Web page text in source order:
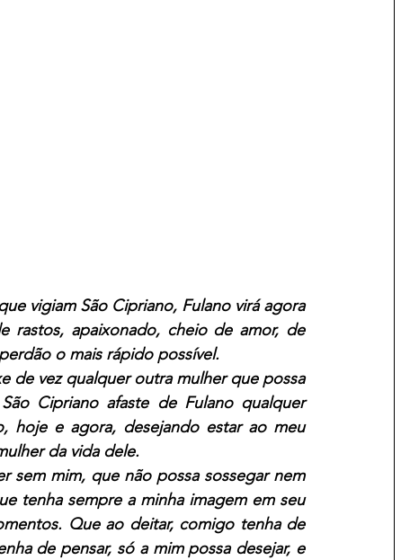
vigiam São Cipriano, Fulano virá agora
rastos, apaixonado, cheio de amor, de
o mais rápido possível.
de vez qualquer outra mulher que possa
Cipriano afaste de Fulano qualquer
hoje e agora, desejando estar ao meu
da vida dele.
sem mim, que não possa sossegar nem
tenha sempre a minha imagem em seu
Que ao deitar, comigo tenha de
de pensar, só a mim possa desejar, e